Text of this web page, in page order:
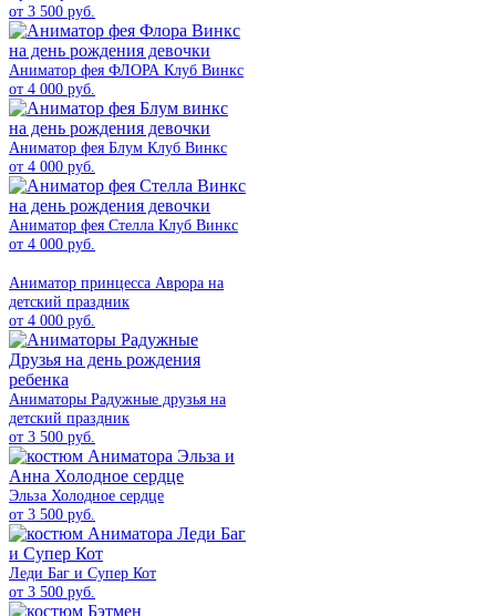
от 3 500 руб.
Аниматор фея ФЛОРА Клуб Винкс
от 4 000 руб.
Аниматор фея Блум Клуб Винкс
от 4 000 руб.
Аниматор фея Стелла Клуб Винкс
от 4 000 руб.
Аниматор принцесса Аврора на
детский праздник
от 4 000 руб.
Аниматоры Радужные друзья на
детский праздник
от 3 500 руб.
Эльза Холодное сердце
от 3 500 руб.
Леди Баг и Супер Кот
от 3 500 руб.